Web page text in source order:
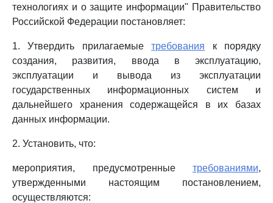
технологиях и о защите информации" Правительство
Российской Федерации постановляет:
1. Утвердить прилагаемыетребования к порядку
создания, развития, ввода в эксплуатацию,
эксплуатации и вывода из эксплуатации
государственных информационных систем и
дальнейшего хранения содержащейся в их базах
данных информации.
2. Установить, что:
мероприятия, предусмотренные требованиями,
утвержденными настоящим постановлением,
осуществляются: